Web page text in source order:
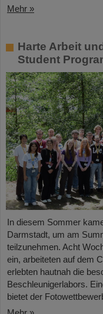
Mehr »
Harte Arbeit
Student
In diesem Sommer
Darmstadt, um am
teilzunehmen. Acht
ein, arbeiteten auf dem
erlebten hautnah die
Beschleunigerlabors.
bietet der